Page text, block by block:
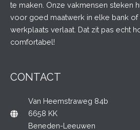
te maken. Onze vakmensen steken
voor goed maatwerk in elke bank
werkplaats verlaat. Dat zit pas echt
comfortabel!
CONTACT
Van Heemstraweg 84b
6658 KK
Beneden-Leeuwen